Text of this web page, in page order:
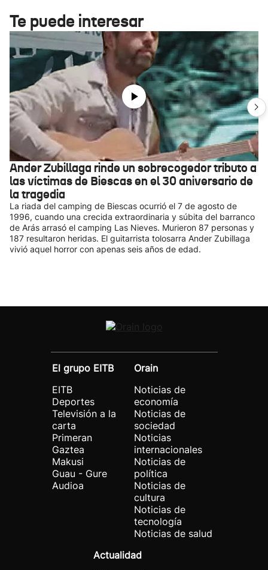
Te puede interesar
Ander Zubillaga rinde un sobrecogedor tributo a
las víctimas de Biescas en el 30 aniversario de
la tragedia
La riada del camping de Biescas ocurrió el 7 de agosto de
1996, cuando una crecida extraordinaria y súbita del barranco
de Arás arrasó el camping Las Nieves. Murieron 87 personas y
187 resultaron heridas. El guitarrista tolosarra Ander Zubillaga
vivió aquel horror con apenas seis años de edad.
El grupo EITB
EITB
Deportes
Televisión a la
carta
Primeran
Gaztea
Makusi
Guau - Gure
Audioa
Orain
Noticias de
economía
Noticias de
sociedad
Noticias
internacionales
Noticias de
política
Noticias de
cultura
Noticias de
tecnología
Noticias de salud
Actualidad